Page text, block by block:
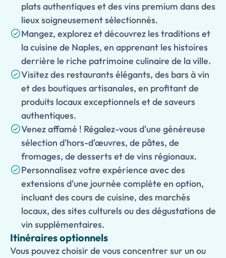
plats authentiques et des vins premium dans des
lieux soigneusement sélectionnés.
Mangez, explorez et découvrez les traditions et
la cuisine de Naples, en apprenant les histoires
derrière le riche patrimoine culinaire de la ville.
Visitez des restaurants élégants, des bars à vin
et des boutiques artisanales, en profitant de
produits locaux exceptionnels et de saveurs
authentiques.
Venez affamé ! Régalez-vous d'une généreuse
sélection d'hors-d'œuvres, de pâtes, de
fromages, de desserts et de vins régionaux.
Personnalisez votre expérience avec des
extensions d'une journée complète en option,
incluant des cours de cuisine, des marchés
locaux, des sites culturels ou des dégustations de
vin supplémentaires.
Itinéraires optionnels
Vous pouvez choisir de vous concentrer sur un ou